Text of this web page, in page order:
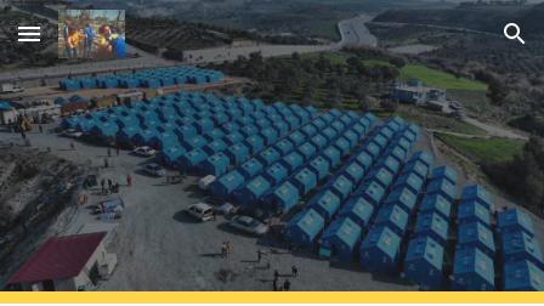
Skip to main content Skip to navigation